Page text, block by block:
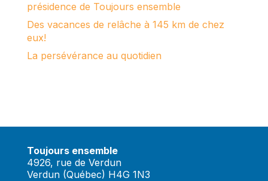
présidence de Toujours ensemble
Des vacances de relâche à 145 km de chez
eux!
La persévérance au quotidien
Toujours ensemble
4926, rue de Verdun
Verdun (Québec) H4G 1N3